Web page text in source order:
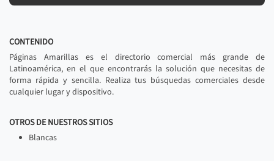
CONTENIDO
Páginas Amarillas es el directorio comercial más grande de
Latinoamérica, en el que encontrarás la solución que necesitas de
forma rápida y sencilla. Realiza tus búsquedas comerciales desde
cualquier lugar y dispositivo.
OTROS DE NUESTROS SITIOS
Blancas